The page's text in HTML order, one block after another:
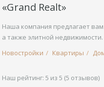
«Grand Realt»
Наша компания предлагает
а также элитной недвижимости.
Новостройки
Квартиры
Наш рейтинг: 5 из 5 (5 отзывов)